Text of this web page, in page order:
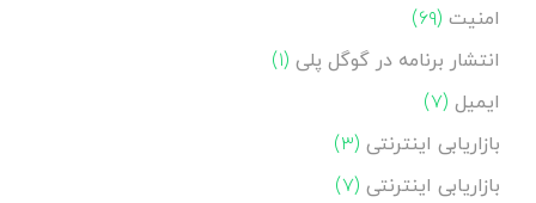
امنیت (۶۹)
انتشار برنامه در گوگل پلی (۱)
ایمیل (۷)
بازاریابی اینترنتی (۳)
بازاریابی اینترنتی (۷)